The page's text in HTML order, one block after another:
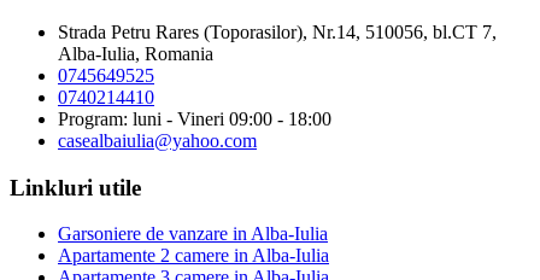
Strada Petru Rares (Toporasilor), Nr.14, 510056, bl.CT 7,
Alba-Iulia, Romania
0745649525
0740214410
Program: luni - Vineri 09:00 - 18:00
casealbaiulia@yahoo.com
Linkluri utile
Garsoniere de vanzare in Alba-Iulia
Apartamente 2 camere in Alba-Iulia